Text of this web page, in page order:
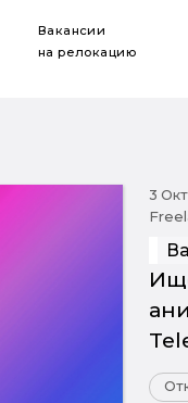
Вакансии
на релокацию
3 Окт